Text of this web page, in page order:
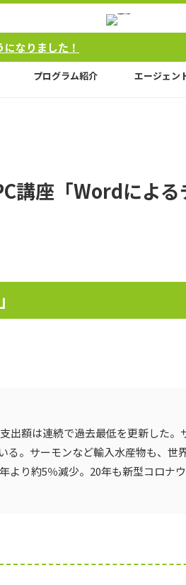
プログラム紹介 エージェン
講座「Wordによる
出額は連続で過去最低を更新した。
る。サーモンなど輸入水産物も、世
より約5％減少。20年も新型コロナ